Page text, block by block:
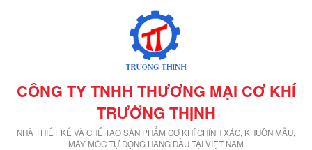
CÔNG TY TNHH THƯƠNG MẠI CƠ KHÍ
TRƯỜNG THỊNH
NHÀ THIẾT KẾ VÀ CHẾ TẠO SẢN PHẨM CƠ KHÍ CHÍNH XÁC, KHUÔN MẪU,
MÁY MÓC TỰ ĐỘNG HÀNG ĐẦU TẠI VIỆT NAM